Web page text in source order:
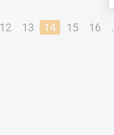
12 13 14 15 16